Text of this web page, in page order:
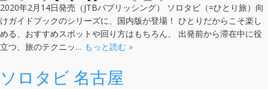
2020年2月14日発売（JTBパブリッシング） ソロタビ（=ひとり旅）向
けガイドブックのシリーズに、国内版が登場！ ひとりだからこそ楽し
める、おすすめスポットや回り方はもちろん、 出発前から滞在中に役
立つ、旅のテクニッ… もっと読む »
ソロタビ 名古屋